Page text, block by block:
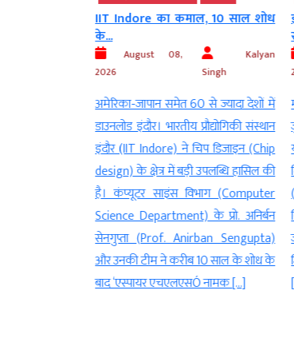
इंदौर: 30 करोड़ यशवंत क्लब की नई
सदस्यता...
August 08,
2026
Kalyan
Singh
मल्टीलेवल पार्किंग प्रस्ताव के साथ खेल से
जुड़ी गतिविधियों का भी होगा विस्तार इंदौर।
यशवंत क्लब (Yashwant Club) के पिछले
दिनों चुने गए चेयरमैन जितेन्द्र जैन
(Chairman Jitendra Jain) का कहना है
कि 92 साल पुराने इस क्लब का नए सिरे से
जीर्णोद्धार (Renovation) किया जाना है,
जिसमें 50 करोड़ रुपए से अधिक के कार्य
[…]